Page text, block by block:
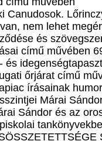
Canudosok.
nem lehet
és
című művében
és
őrjárat című
írásainak
Márai
Sándor és az